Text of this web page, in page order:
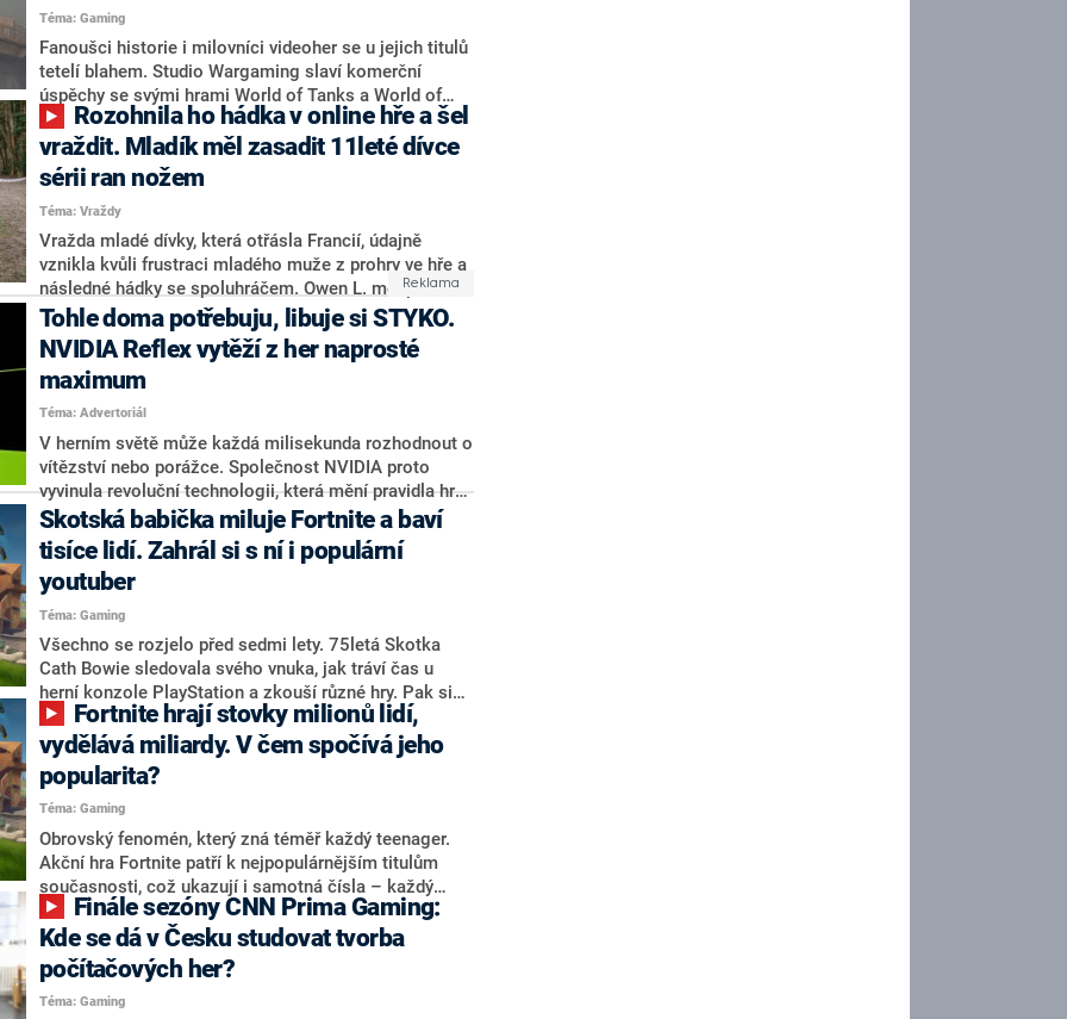
Téma: Gaming
Fanoušci historie i milovníci videoher se u jejich titulů
tetelí blahem. Studio Wargaming slaví komerční
úspěchy se svými hrami World of Tanks a World of
Warships. K bitvám tanků a námořních lodí ale nyní
přichází zcela jiný typ akce: střílečka Steel Hunters, ve
které hráči ovládají robotická monstra a vyráží na lov.
vraždit. Mladík měl zasadit 11leté dívce
sérii ran nožem
Téma: Vraždy
Vražda mladé dívky, která otřásla Francií, údajně
vznikla kvůli frustraci mladého muže z prohry ve hře a
následné hádky se spoluhráčem. Owen L. měl podle
svých výpovědí zabít jedenáctiletou školačku Louise
po hádce s jiným hráčem.
Tohle doma potřebuju, libuje si STYKO.
NVIDIA Reflex vytěží z her naprosté
maximum
Téma: Advertoriál
V herním světě může každá milisekunda rozhodnout o
vítězství nebo porážce. Společnost NVIDIA proto
vyvinula revoluční technologii, která mění pravidla hry.
Seznamte se s NVIDIA Reflex, technologii posouvající
hranice výkonu a zážitku z hraní na úplně novou
úroveň. Minulý rok strávili hráči více než 10 miliard
hodin hraním s Reflexem, mezi nimi nechybí celá řada
profíků. Nyní je technologie přítomna ve více než 100
hrách, nejen těch multiplayerových.
Skotská babička miluje Fortnite a baví
tisíce lidí. Zahrál si s ní i populární
youtuber
Téma: Gaming
Všechno se rozjelo před sedmi lety. 75letá Skotka
Cath Bowie sledovala svého vnuka, jak tráví čas u
herní konzole PlayStation a zkouší různé hry. Pak si
všimla načítací obrazovky s nápisem Fortnite a
barevnými animovanými postavičkami.
Celosvětovému hitu propadla, později začala své hraní
přenášet na streamovací platformě Twitch.tv, kde si ji
všiml i americký youtuber. Cath Bowie však přiznává,
že i v pokročilém věku má hraní Fortnite své stinné
stránky.
vydělává miliardy. V čem spočívá jeho
popularita?
Téma: Gaming
Obrovský fenomén, který zná téměř každý teenager.
Akční hra Fortnite patří k nejpopulárnějším titulům
současnosti, což ukazují i samotná čísla – každý
měsíc si tuto on-line střílečku pustí zhruba 300
milionů hráčů. Ročně hra vygeneruje autorům miliardy
dolarů. V čem přesně ale spočívá úspěch Fortnite? Na
to hledala odpověď redakce herního pořadu CNN
Prima Gaming.
Kde se dá v Česku studovat tvorba
počítačových her?
Téma: Gaming